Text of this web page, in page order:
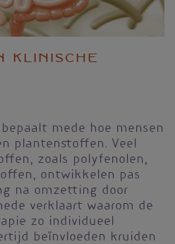
klinische
mede hoe mensen
plantenstoffen. Veel
zoals polyfenolen,
ontwikkelen pas
na omzetting door
verklaart waarom de
zo individueel
beïnvloeden kruiden